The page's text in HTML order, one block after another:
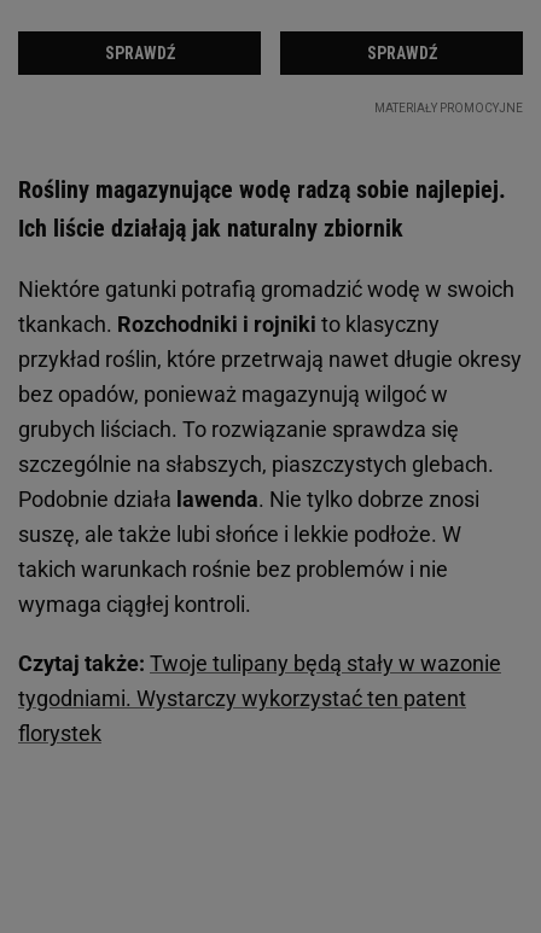
Rośliny magazynujące wodę radzą sobie najlepiej.
Ich liście działają jak naturalny zbiornik
Niektóre gatunki potrafią gromadzić wodę w swoich
tkankach. Rozchodniki i rojniki to klasyczny
przykład roślin, które przetrwają nawet długie okresy
bez opadów, ponieważ magazynują wilgoć w
grubych liściach. To rozwiązanie sprawdza się
szczególnie na słabszych, piaszczystych glebach.
Podobnie działa lawenda. Nie tylko dobrze znosi
suszę, ale także lubi słońce i lekkie podłoże. W
takich warunkach rośnie bez problemów i nie
wymaga ciągłej kontroli.
Czytaj także: Twoje tulipany będą stały w wazonie
tygodniami. Wystarczy wykorzystać ten patent
florystek